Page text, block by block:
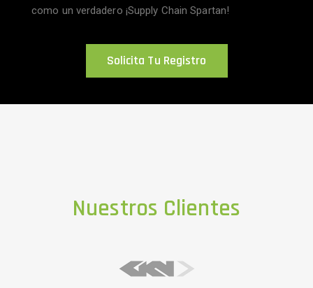
como un verdadero ¡Supply Chain Spartan!
Solicita Tu Registro
Nuestros Clientes